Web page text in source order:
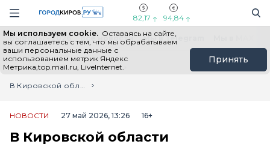
Навигация сайта
82,17 94,84
Мы используем cookie. Оставаясь на сайте,
вы соглашаетесь с тем, что мы обрабатываем
ваши персональные данные с
использованием метрик Яндекс
Метрика,top.mail.ru, LiveInternet.
Принять
Выборы - 2026 Все новости Мы в Telegram
Главная
Лента новостей
В Кировской области подешевели продукты и подорожали услуги
НОВОСТИ 27 май 2026, 13:26 16+
В Кировской области